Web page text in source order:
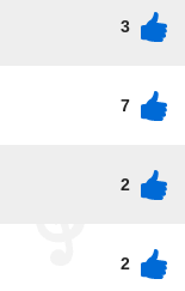
3
7
2
2